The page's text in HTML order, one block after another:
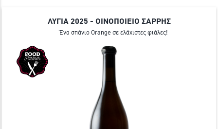
ΛΥΓΙΑ 2025 - ΟΙΝΟΠΟΙΕΙΟ ΣΑΡΡΗΣ
Ένα σπάνιο Orange σε ελάχιστες φιάλες!